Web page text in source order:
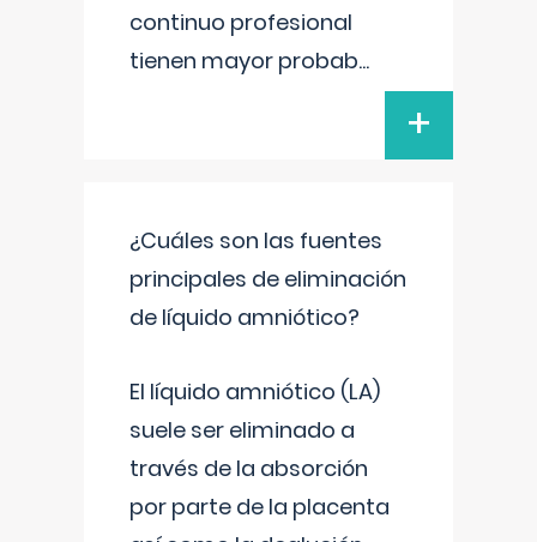
continuo profesional
tienen mayor probab...
+
¿Cuáles son las fuentes
principales de eliminación
de líquido amniótico?
El líquido amniótico (LA)
suele ser eliminado a
través de la absorción
por parte de la placenta